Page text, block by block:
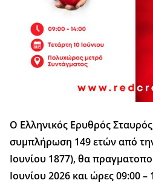
Ο Ελληνικός Ερυθρός
συμπλήρωση 149 ετών από
Ιουνίου 1877), θα
Ιουνίου 2026 και ώρες 09:00